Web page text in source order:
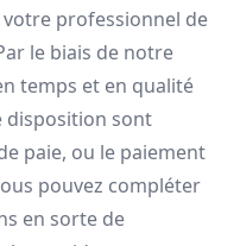
professionnel de
le biais de notre
temps et en qualité
disposition sont
paie, ou le paiement
pouvez compléter
en sorte de